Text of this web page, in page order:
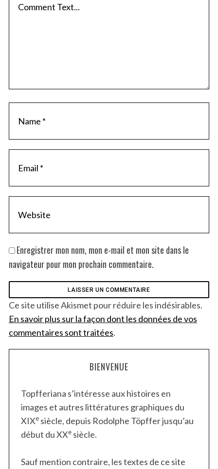
Enregistrer mon nom, mon e-mail et mon site dans le
navigateur pour mon prochain commentaire.
Ce site utilise Akismet pour réduire les indésirables.
En savoir plus sur la façon dont les données de vos
commentaires sont traitées.
BIENVENUE
Topfferiana s’intéresse aux histoires en
images et autres littératures graphiques du
XIXesiècle, depuis Rodolphe Töpffer jusqu’au
début du XXesiècle.
Sauf mention contraire, les textes de ce site
S
a